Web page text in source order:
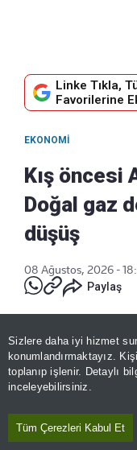
Sizlere daha iyi hizmet
konumlandırmaktayız.
toplanıp işlenir. Detaylı
inceleyebilirsiniz.
Tüm Çerezleri Kabul Et
Linke Tıkla,
Favorilerine
EKONOMI
Kış öncesi
Doğal gaz
düşüş
08 Ağustos, 2026 -
Paylaş